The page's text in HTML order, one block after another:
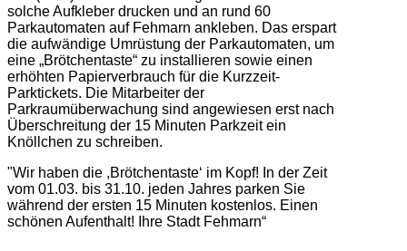
solche Aufkleber drucken und an rund 60
Parkautomaten auf Fehmarn ankleben. Das erspart
die aufwändige Umrüstung der Parkautomaten, um
eine „Brötchentaste“ zu installieren sowie einen
erhöhten Papierverbrauch für die Kurzzeit-
Parktickets. Die Mitarbeiter der
Parkraumüberwachung sind angewiesen erst nach
Überschreitung der 15 Minuten Parkzeit ein
Knöllchen zu schreiben.
"Wir haben die ,Brötchentaste‘ im Kopf! In der Zeit
vom 01.03. bis 31.10. jeden Jahres parken Sie
während der ersten 15 Minuten kostenlos. Einen
schönen Aufenthalt! Ihre Stadt Fehmarn“